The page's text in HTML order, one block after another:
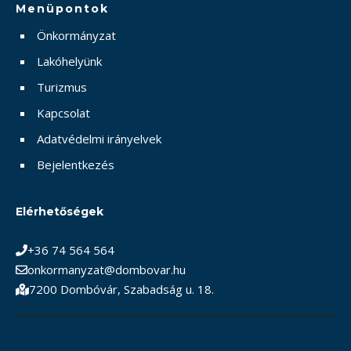
Menüpontok
Önkormányzat
Lakóhelyünk
Turizmus
Kapcsolat
Adatvédelmi irányelvek
Bejelentkezés
Elérhetőségek
+36 74 564 564
onkormanyzat@dombovar.hu
7200 Dombóvár, Szabadság u. 18.